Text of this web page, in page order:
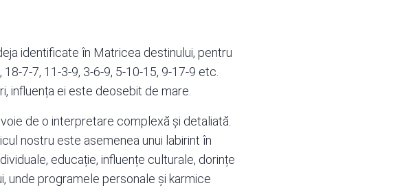
identificate în Matricea destinului, pentru
7-7, 11-3-9, 3-6-9, 5-10-15, 9-17-9 etc.
influența ei este deosebit de mare.
de o interpretare complexă și detaliată.
nostru este asemenea unui labirint în
educație, influențe culturale, dorințe
unde programele personale și karmice